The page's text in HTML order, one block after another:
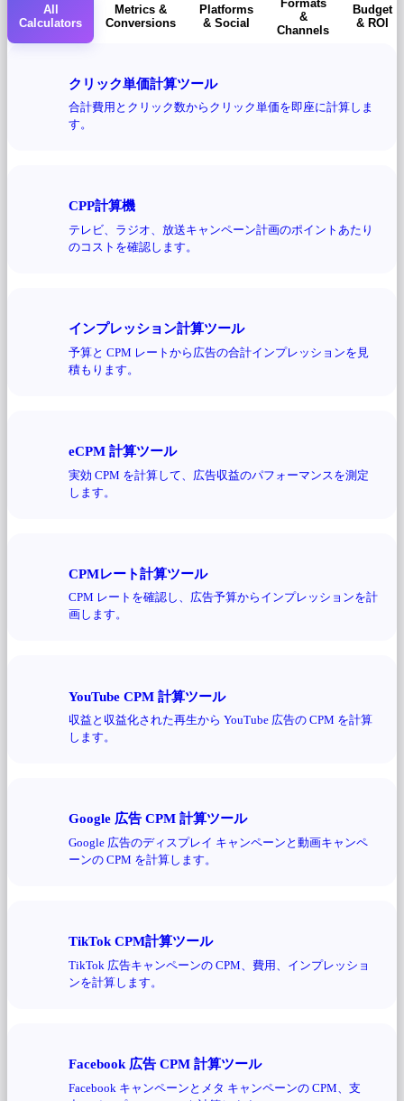
All
Calculators
Metrics &
Conversions
Platforms
& Social
Formats
&
Channels
Budget
& ROI
クリック単価計算ツール
合計費用とクリック数からクリック単価を即座に計算しま
す。
CPP計算機
テレビ、ラジオ、放送キャンペーン計画のポイントあたり
のコストを確認します。
インプレッション計算ツール
予算と CPM レートから広告の合計インプレッションを見
積もります。
eCPM 計算ツール
実効 CPM を計算して、広告収益のパフォーマンスを測定
します。
CPMレート計算ツール
CPM レートを確認し、広告予算からインプレッションを計
画します。
YouTube CPM 計算ツール
収益と収益化された再生から YouTube 広告の CPM を計算
します。
Google 広告 CPM 計算ツール
Google 広告のディスプレイ キャンペーンと動画キャンペ
ーンの CPM を計算します。
TikTok CPM計算ツール
TikTok 広告キャンペーンの CPM、費用、インプレッショ
ンを計算します。
Facebook 広告 CPM 計算ツール
Facebook キャンペーンとメタ キャンペーンの CPM、支